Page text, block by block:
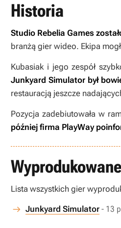
Historia
Studio Rebelia Games
branżą gier wideo. Ekipa
Kubasiak i jego zespół
Junkyard Simulatorbył
restauracją jeszcze
Pozycja zadebiutowała w
później firma PlayWay
Lista wszystkich gier
Junkyard Simulator - 13